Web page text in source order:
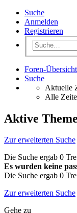
Suche
Anmelden
Registrieren
Foren-Übersicht
Suche
Aktuelle
Alle
Aktive
Zur erweiterten Suche
Die Suche ergab 0
Es wurden keine
Die Suche ergab 0
Zur erweiterten Suche
Gehe zu